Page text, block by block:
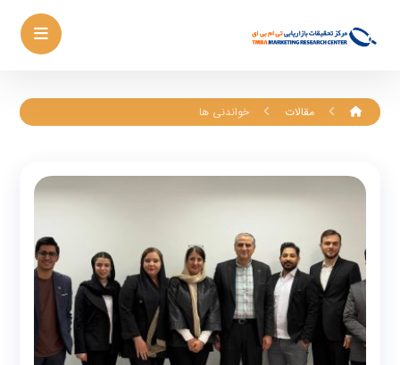
مقالات خواندنی ها